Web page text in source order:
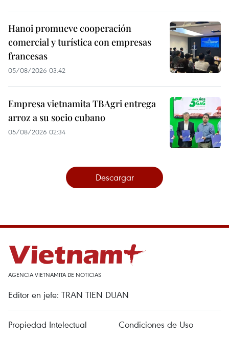
Hanoi promueve cooperación
comercial y turística con empresas
francesas
05/08/2026 03:42
Empresa vietnamita TBAgri entrega
arroz a su socio cubano
05/08/2026 02:34
Descargar
AGENCIA VIETNAMITA DE NOTICIAS
Editor en jefe: TRAN TIEN DUAN
Propiedad Intelectual
Condiciones de Uso